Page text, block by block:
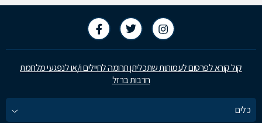
קול קורא לפרסום לעמותות שתכליתן תרומה לחיילים ו/או לנפגעי מלחמת
חרבות ברזל
כלים